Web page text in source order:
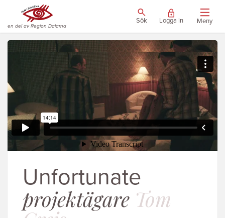
en del av Region Dalarna
Sök Logga in Meny
Unfortunate
projektägare Tom